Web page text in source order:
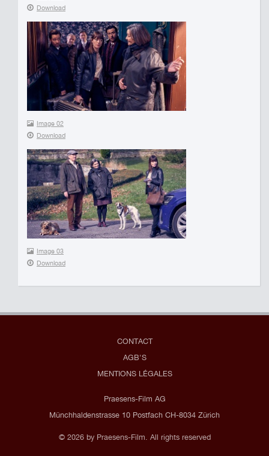
Download
Image 02
Download
Image 03
Download
CONTACT
AGB'S
MENTIONS LÉGALES
Praesens-Film AG
Münchhaldenstrasse 10 Postfach CH-8034 Zürich
© 2026 by Praesens-Film. All rights reserved